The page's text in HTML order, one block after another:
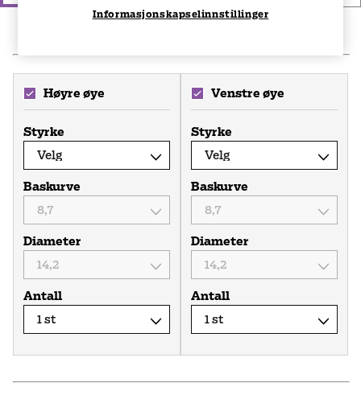
Høyre øye
Styrke
Baskurve
Diameter
Antall
Venstre øye
Styrke
Baskurve
Diameter
Antall
Informasjonskapselinnstillinger